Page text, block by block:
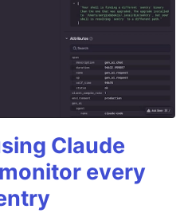
Claude
every